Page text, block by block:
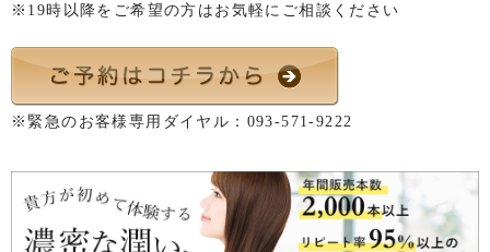
※19時以降をご希望の方はお気軽にご相談ください
※緊急のお客様専用ダイヤル： 093-571-9222